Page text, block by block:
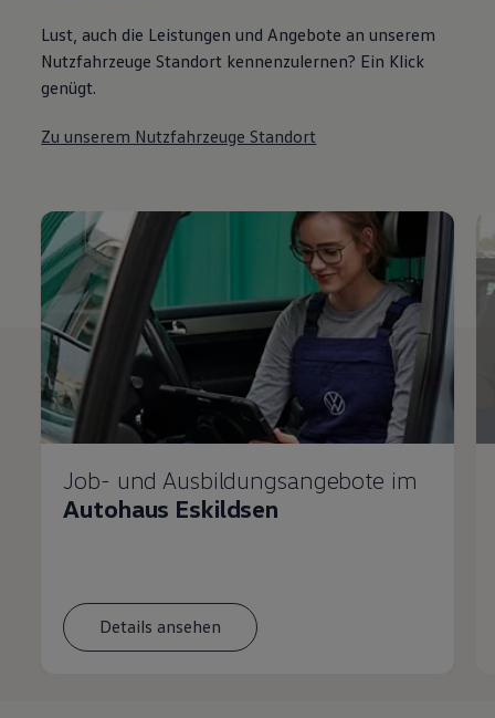
Lust, auch die Leistungen und Angebote an unserem
Nutzfahrzeuge Standort kennenzulernen? Ein Klick
genügt.
Zu unserem Nutzfahrzeuge Standort
Job- und Ausbildungsangebote im
Autohaus Eskildsen
Details ansehen